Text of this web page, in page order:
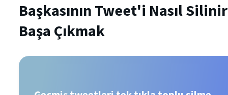
Başkasının Tweet'i Nasıl
Başa Çıkmak